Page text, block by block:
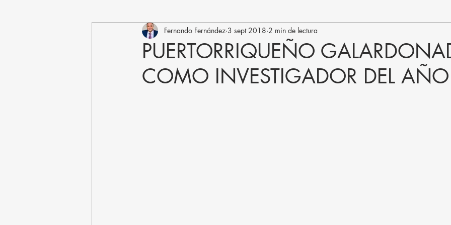
PUERTORRIQUEÑO
COMO INVESTIGADOR DEL AÑO
Fernando Fernández 3 sept 2018 2 min de lectura